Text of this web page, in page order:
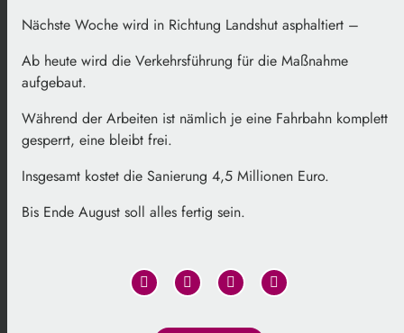
Nächste Woche wird in Richtung Landshut asphaltiert –
Ab heute wird die Verkehrsführung für die Maßnahme
aufgebaut.
Während der Arbeiten ist nämlich je eine Fahrbahn komplett
gesperrt, eine bleibt frei.
Insgesamt kostet die Sanierung 4,5 Millionen Euro.
Bis Ende August soll alles fertig sein.